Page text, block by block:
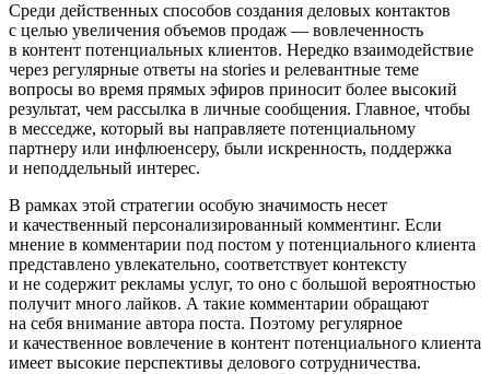
Среди действенных способов создания деловых контактов
с целью увеличения объемов продаж — вовлеченность
в контент потенциальных клиентов. Нередко взаимодействие
через регулярные ответы на stories и релевантные теме
вопросы во время прямых эфиров приносит более высокий
результат, чем рассылка в личные сообщения. Главное, чтобы
в месседже, который вы направляете потенциальному
партнеру или инфлюенсеру, были искренность, поддержка
и неподдельный интерес.
В рамках этой стратегии особую значимость несет
и качественный персонализированный комментинг. Если
мнение в комментарии под постом у потенциального клиента
представлено увлекательно, соответствует контексту
и не содержит рекламы услуг, то оно с большой вероятностью
получит много лайков. А такие комментарии обращают
на себя внимание автора поста. Поэтому регулярное
и качественное вовлечение в контент потенциального клиента
имеет высокие перспективы делового сотрудничества.